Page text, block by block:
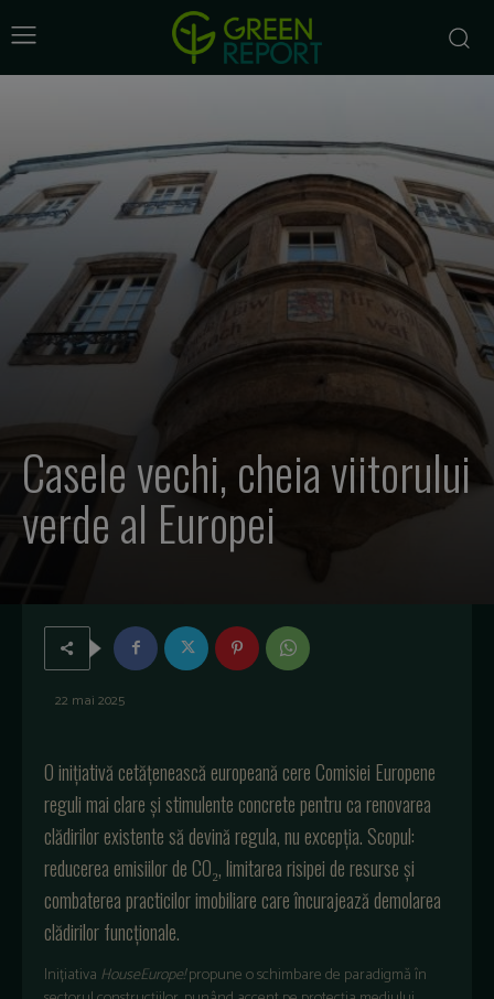
Casele vechi, cheia viitorului
verde al Europei
22 mai 2025
O inițiativă cetățenească europeană cere Comisiei Europene
reguli mai clare și stimulente concrete pentru ca renovarea
clădirilor existente să devină regula, nu excepția. Scopul:
reducerea emisiilor de CO₂, limitarea risipei de resurse și
combaterea practicilor imobiliare care încurajează demolarea
clădirilor funcționale.
Inițiativa HouseEurope!propune o schimbare de paradigmă în